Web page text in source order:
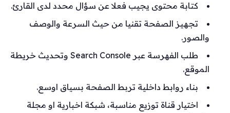
كتابة محتوى يجيب فعلا عن سؤال محدد لدى القارئ.
تجهيز الصفحة تقنيا من حيث السرعة والوصف
والصور.
طلب الفهرسة عبر Search Console وتحديث خريطة
الموقع.
بناء روابط داخلية تربط الصفحة بسياق اوسع.
اختيار قناة توزيع مناسبة، شبكة اخبارية او مجلة